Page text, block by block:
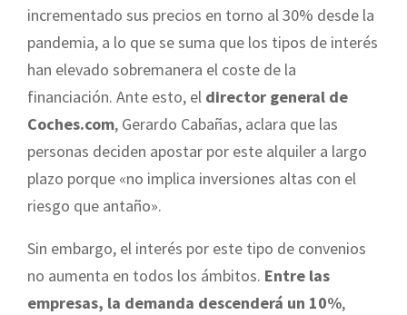
incrementado sus precios en torno al 30% desde la
pandemia, a lo que se suma que los tipos de interés
han elevado sobremanera el coste de la
financiación. Ante esto, el director general de
Coches.com, Gerardo Cabañas, aclara que las
personas deciden apostar por este alquiler a largo
plazo porque «no implica inversiones altas con el
riesgo que antaño».
Sin embargo, el interés por este tipo de convenios
no aumenta en todos los ámbitos. Entre las
empresas, la demanda descenderá un 10%,